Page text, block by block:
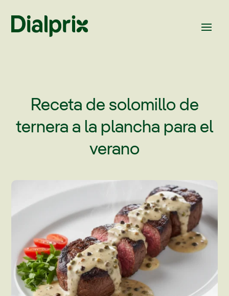
Receta de solomillo de
ternera a la plancha para el
verano